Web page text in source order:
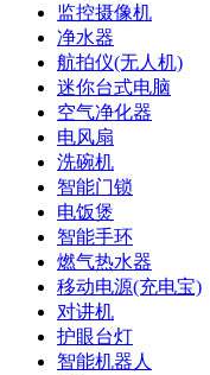
监控摄像机
净水器
航拍仪(无人机)
迷你台式电脑
空气净化器
电风扇
洗碗机
智能门锁
电饭煲
智能手环
燃气热水器
移动电源(充电宝)
对讲机
护眼台灯
智能机器人